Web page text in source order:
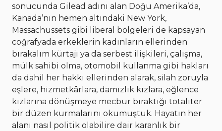
sonucunda Gilead adını alan Doğu Amerika’da,
Kanada’nın hemen altındaki New York,
Massachussets gibi liberal bölgeleri de kapsayan
coğrafyada erkeklerin kadınların ellerinden
bırakalım kürtajı ya da serbest ilişkileri, çalışma,
mülk sahibi olma, otomobil kullanma gibi hakları
da dahil her hakkı ellerinden alarak, silah zoruyla
eşlere, hizmetkârlara, damızlık kızlara, eğlence
kızlarına dönüşmeye mecbur bıraktığı totaliter
bir düzen kurmalarını okumuştuk. Hayatın her
alanı nasıl politik olabilire dair karanlık bir